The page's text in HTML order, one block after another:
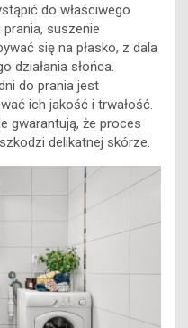
do właściwego
suszenie
się na płasko, z dala
działania słońca.
do prania jest
ich jakość i trwałość.
gwarantują, że proces
delikatnej skórze.